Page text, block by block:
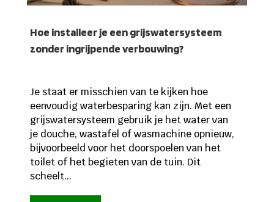
Hoe installeer je een grijswatersysteem
zonder ingrijpende verbouwing?
Je staat er misschien van te kijken hoe
eenvoudig waterbesparing kan zijn. Met een
grijswatersysteem gebruik je het water van
je douche, wastafel of wasmachine opnieuw,
bijvoorbeeld voor het doorspoelen van het
toilet of het begieten van de tuin. Dit
scheelt...